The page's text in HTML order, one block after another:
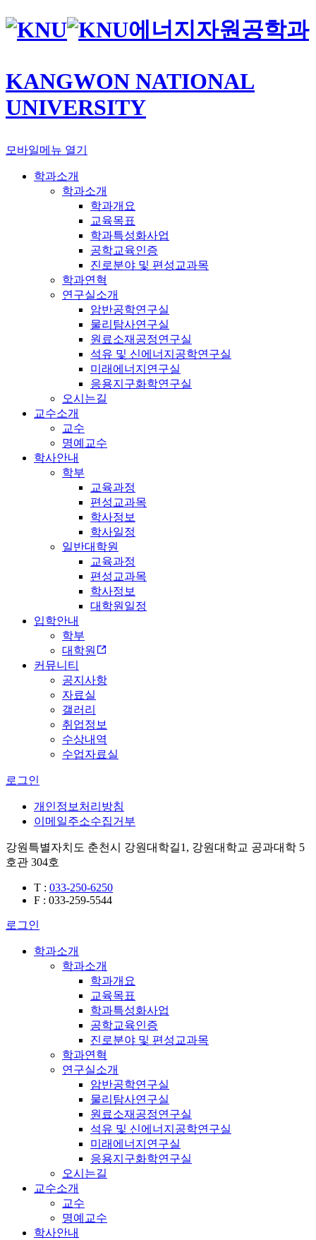
에너지자원공학과
KANGWON NATIONAL
UNIVERSITY
모바일메뉴 열기
학과소개
학과소개
학과개요
교육목표
학과특성화사업
공학교육인증
진로분야 및 편성교과목
학과연혁
연구실소개
암반공학연구실
물리탐사연구실
원료소재공정연구실
석유 및 신에너지공학연구실
미래에너지연구실
응용지구화학연구실
오시는길
교수소개
교수
명예교수
학사안내
학부
교육과정
편성교과목
학사정보
학사일정
일반대학원
교육과정
편성교과목
학사정보
대학원일정
입학안내
학부
대학원
커뮤니티
공지사항
자료실
갤러리
취업정보
수상내역
수업자료실
로그인
개인정보처리방침
이메일주소수집거부
강원특별자치도 춘천시 강원대학길1, 강원대학교 공과대학 5
호관 304호
T : 033-250-6250
F : 033-259-5544
로그인
학과소개
학과소개
학과개요
교육목표
학과특성화사업
공학교육인증
진로분야 및 편성교과목
학과연혁
연구실소개
암반공학연구실
물리탐사연구실
원료소재공정연구실
석유 및 신에너지공학연구실
미래에너지연구실
응용지구화학연구실
오시는길
교수소개
교수
명예교수
학사안내